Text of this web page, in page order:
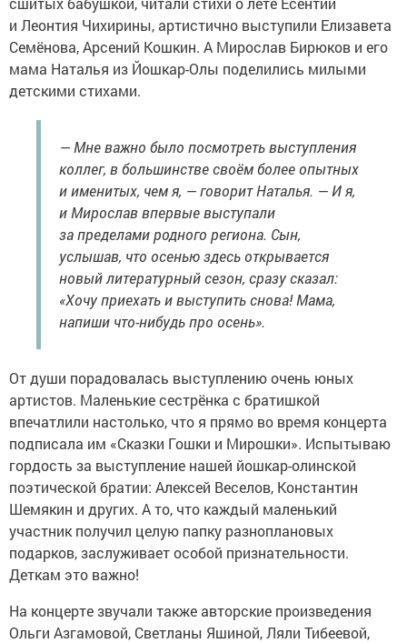
и Леонтия Чихирины, артистично выступили Елизавета
Семёнова, Арсений Кошкин. А Мирослав Бирюков и его
мама Наталья из Йошкар-Олы поделились милыми
детскими стихами.
— Мне важно было посмотреть выступления
коллег, в большинстве своём более опытных
и именитых, чем я, — говорит Наталья. — И я,
и Мирослав впервые выступали
за пределами родного региона. Сын,
услышав, что осенью здесь открывается
новый литературный сезон, сразу сказал:
«Хочу приехать и выступить снова! Мама,
напиши что-нибудь про осень».
От души порадовалась выступлению очень юных
артистов. Маленькие сестрёнка с братишкой
впечатлили настолько, что я прямо во время концерта
подписала им «Сказки Гошки и Мирошки». Испытываю
гордость за выступление нашей йошкар-олинской
поэтической братии: Алексей Веселов, Константин
Шемякин и других. А то, что каждый маленький
участник получил целую папку разноплановых
подарков, заслуживает особой признательности.
Деткам это важно!
На концерте звучали также авторские произведения
Ольги Азгамовой, Светланы Яшиной, Ляли Тибеевой,